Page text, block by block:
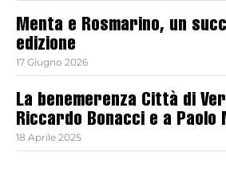
Menta e Rosmarino, un
edizione
17 Giugno 2026
La benemerenza Città di
Riccardo Bonacci e a Paolo
18 Aprile 2025